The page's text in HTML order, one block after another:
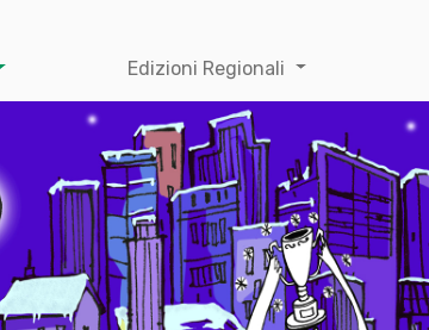
Edizioni Regionali